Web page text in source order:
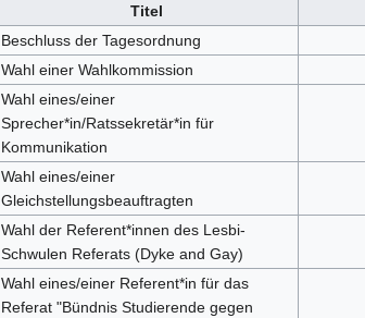
Titel
Beschluss der Tagesordnung
Wahl einer Wahlkommission
Wahl eines/einer
Sprecher*in/Ratssekretär*in für
Kommunikation
Wahl eines/einer
Gleichstellungsbeauftragten
Wahl der Referent*innen des Lesbi-
Schwulen Referats (Dyke and Gay)
Wahl eines/einer Referent*in für das
Referat "Bündnis Studierende gegen